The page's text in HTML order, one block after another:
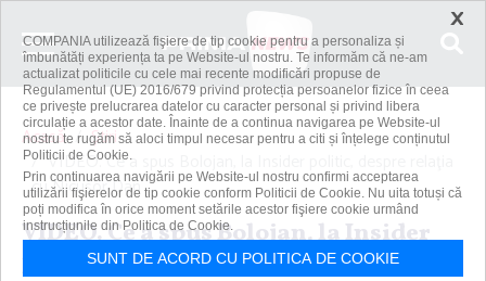
Acasă
Știri
VIDEO. Ce a spus Bolojan, la Insider politic, despre relaţia
cu Nicuşor Dan
VIDEO. Ce a spus Bolojan, la Insider
politic, despre relaţia cu Nicuşor Dan
×
COMPANIA utilizează fişiere de tip cookie pentru a personaliza și
îmbunătăți experiența ta pe Website-ul nostru. Te informăm că ne-am
actualizat politicile cu cele mai recente modificări propuse de
Regulamentul (UE) 2016/679 privind protecția persoanelor fizice în ceea
ce privește prelucrarea datelor cu caracter personal și privind libera
circulație a acestor date. Înainte de a continua navigarea pe Website-ul
nostru te rugăm să aloci timpul necesar pentru a citi și înțelege conținutul
Politicii de Cookie.
Prin continuarea navigării pe Website-ul nostru confirmi acceptarea
utilizării fişierelor de tip cookie conform Politicii de Cookie. Nu uita totuși că
poți modifica în orice moment setările acestor fişiere cookie urmând
instrucțiunile din Politica de Cookie.
SUNT DE ACORD CU POLITICA DE COOKIE